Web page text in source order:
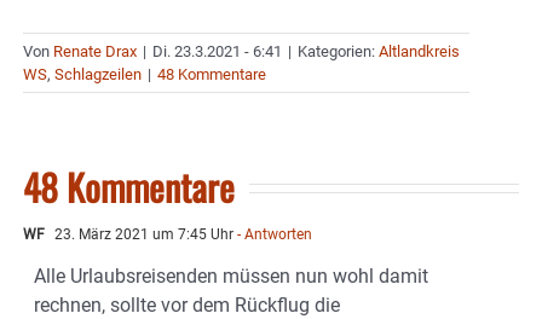
Von Renate Drax | Di. 23.3.2021 - 6:41 | Kategorien: Altlandkreis
WS, Schlagzeilen | 48 Kommentare
48 Kommentare
WF 23. März 2021 um 7:45 Uhr - Antworten
Alle Urlaubsreisenden müssen nun wohl damit
rechnen, sollte vor dem Rückflug die